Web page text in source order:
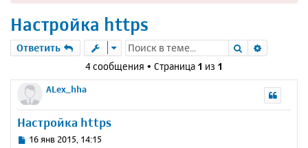
Настройка https
Ответить Поиск
4 сообщения • Страница 1 из 1
ALex_hha
Настройка https
С16 янв 2015, 14:15